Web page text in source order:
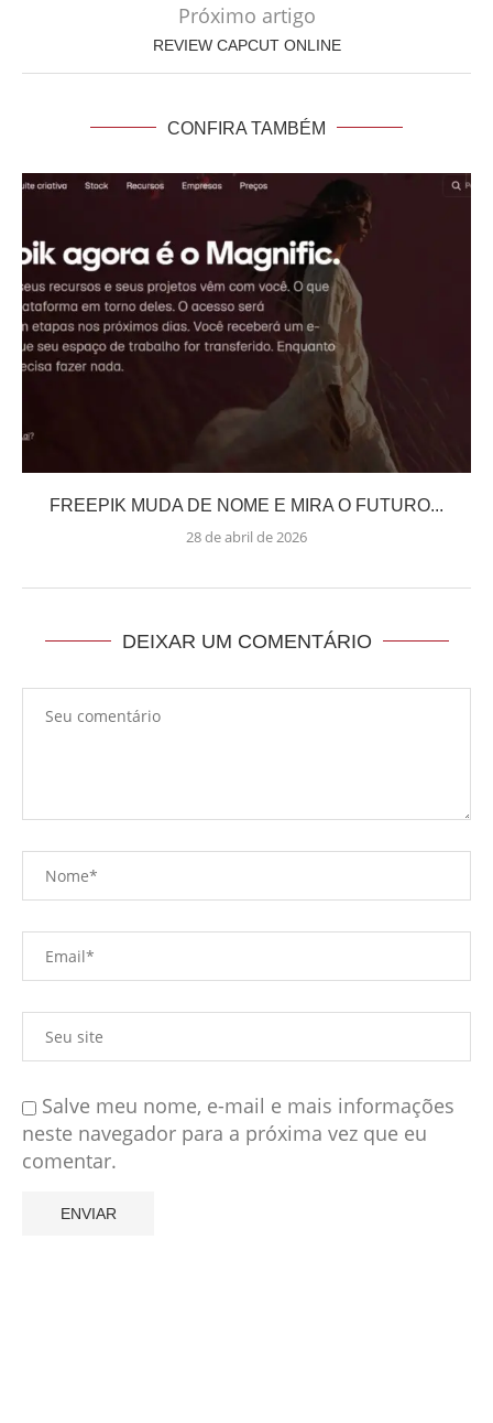
Próximo artigo
REVIEW CAPCUT ONLINE
CONFIRA TAMBÉM
FREEPIK MUDA DE NOME E MIRA O FUTURO...
28 de abril de 2026
DEIXAR UM COMENTÁRIO
Salve meu nome, e-mail e mais informações
neste navegador para a próxima vez que eu
comentar.